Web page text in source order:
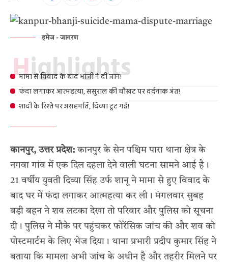
इमेज - जागरण
Highlights
मामा से विवाद के बाद भांजी ने दी जान!
फंदा लगाकर आत्महत्या, ससुराल की चौखट पर दर्दनाक अंत!
शादी के रिश्ते पर असहमति, दिव्या टूट गई!
कानपुर, उत्तर प्रदेश: कानपुर के सेन पश्चिम पारा थाना क्षेत्र के
नगवा गांव में एक दिल दहला देने वाली घटना सामने आई है।
21 वर्षीय युवती दिव्या सिंह उर्फ शानू ने मामा से हुए विवाद के
बाद घर में फंदा लगाकर आत्महत्या कर ली। मंगलवार सुबह
बड़ी बहन ने शव लटका देखा तो परिवार और पुलिस को सूचना
दी। पुलिस ने मौके पर पहुंचकर फोरेंसिक जांच की और शव को
पोस्टमार्टम के लिए भेज दिया। थाना प्रभारी प्रदीप कुमार सिंह ने
बताया कि मामला अभी जांच के अधीन है और तहरीर मिलने पर